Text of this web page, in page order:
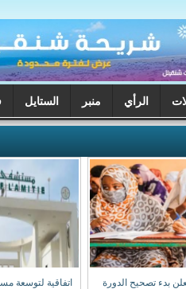
الستايل فن اتصل بنا
اتفاقية لتوسعة مستشفى الصداقة ورفع